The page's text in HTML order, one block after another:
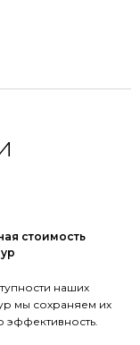
стоимость
наших
мы сохраняем их
эффективность.